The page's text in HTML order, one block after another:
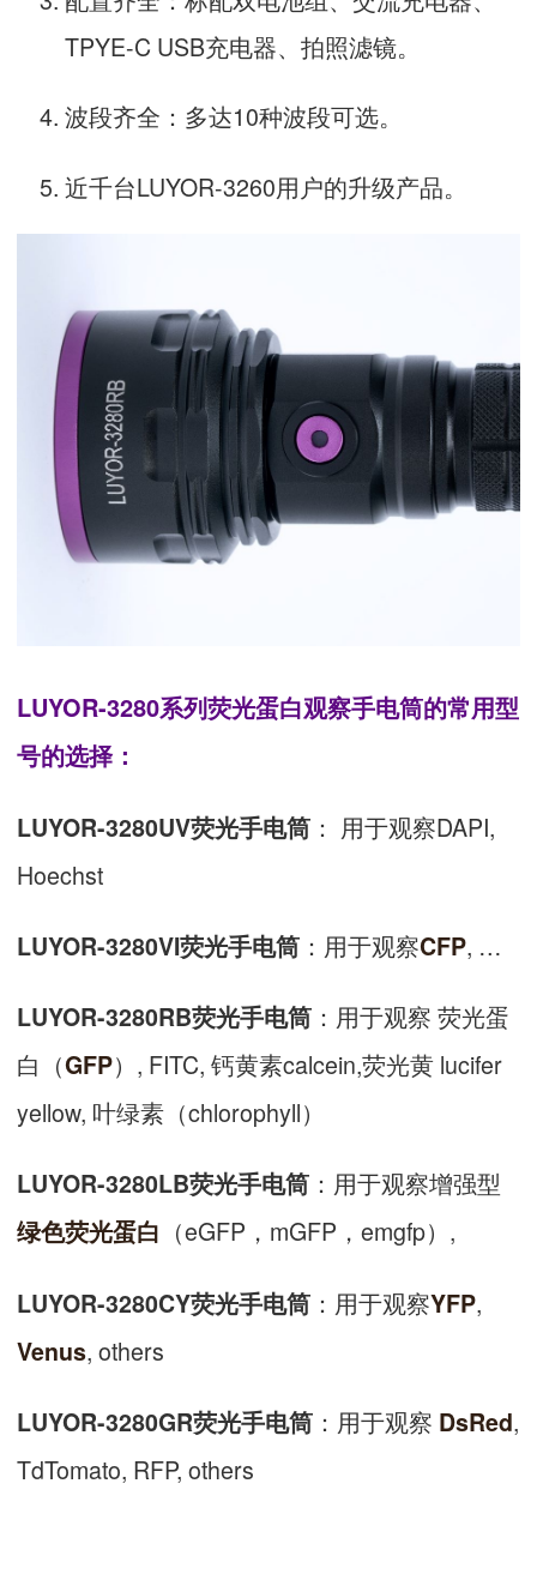
TPYE-C USB充电器、拍照滤镜。
波段齐全：多达10种波段可选。
近千台LUYOR-3260用户的升级产品。
LUYOR-3280系列荧光蛋白观察手电筒的常用型
号的选择：
LUYOR-3280UV荧光手电筒 ： 用于观察DAPI,
Hoechst
LUYOR-3280VI荧光手电筒 ：用于观察CFP, …
LUYOR-3280RB荧光手电筒 ：用于观察 荧光蛋
白（GFP）, FITC, 钙黄素calcein,荧光黄 lucifer
yellow, 叶绿素（chlorophyll）
LUYOR-3280LB荧光手电筒 ：用于观察增强型
绿色荧光蛋白 （eGFP，mGFP，emgfp）,
LUYOR-3280CY荧光手电筒 ：用于观察YFP,
Venus, others
LUYOR-3280GR荧光手电筒 ：用于观察 DsRed,
TdTomato, RFP, others